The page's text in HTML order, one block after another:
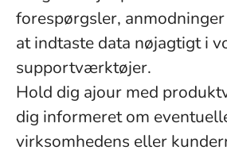
forespørgsler,
at indtaste data nøjagtigt i
supportværktøjer.
Hold dig ajour med
dig informeret om
virksomhedens eller